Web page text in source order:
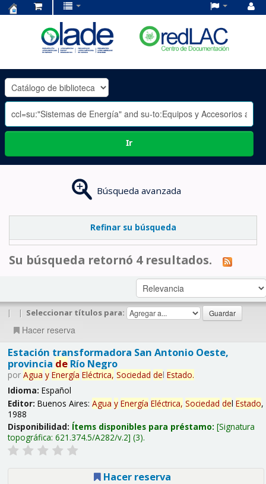
OLADE
-
Ir
Búsqueda avanzada
Refinar su búsqueda
Su búsqueda retornó 4 resultados.
| | Seleccionar títulos para:
Hacer reserva
Estación transformadora San Antonio Oeste,
provincia deRío Negro
por Agua y Energía Eléctrica, Sociedad del Estado.
Idioma: Español
Editor: Buenos Aires: Agua y Energía Eléctrica, Sociedad del Estado,
1988
Disponibilidad: Ítems disponibles para préstamo: Signatura
topográfica: 621.374.5/A282/v.2 (3).
Hacer reserva